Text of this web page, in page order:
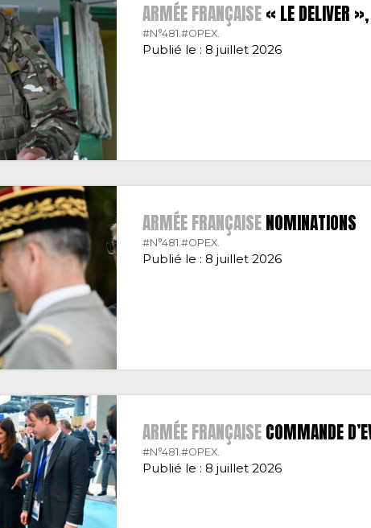
ARMÉE FRANÇAISE« LE DELIVER
#N°481.#OPEX.
Publié le : 8 juillet 2026
ARMÉE FRANÇAISENOMINATIONS
#N°481.#OPEX.
Publié le : 8 juillet 2026
ARMÉE FRANÇAISECOMMANDE
#N°481.#OPEX.
Publié le : 8 juillet 2026